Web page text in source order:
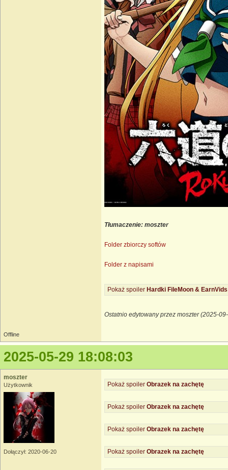
Tłumaczenie: moszter
Folder zbiorczy softów
Folder z napisami
Pokaż spoiler Hardki FileMoon & EarnVids
Ostatnio edytowany przez moszter (2025-
Offline
2025-05-29 18:08:03
moszter
Użytkownik
Dołączył: 2020-06-20
Pokaż spoiler Obrazek na zachętę
Pokaż spoiler Obrazek na zachętę
Pokaż spoiler Obrazek na zachętę
Pokaż spoiler Obrazek na zachętę